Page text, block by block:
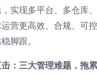
实现多平台、多仓库
营更高效、合规、可
脚跟。
：三大管理难题，拖